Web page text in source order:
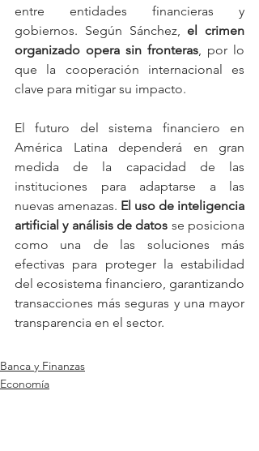
entre entidades financieras y
gobiernos. Según Sánchez, el crimen
organizado opera sin fronteras, por lo
que la cooperación internacional es
clave para mitigar su impacto.
El futuro del sistema financiero en
América Latina dependerá en gran
medida de la capacidad de las
instituciones para adaptarse a las
nuevas amenazas. El uso de inteligencia
artificial y análisis de datos se posiciona
como una de las soluciones más
efectivas para proteger la estabilidad
del ecosistema financiero, garantizando
transacciones más seguras y una mayor
transparencia en el sector.
Banca y Finanzas
Economía